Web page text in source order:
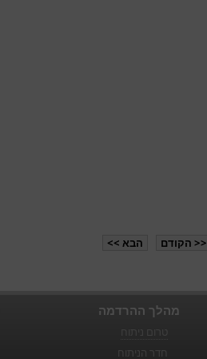
<< הקודם הבא >>
מהלך ההרדמה
חדר הניתוח